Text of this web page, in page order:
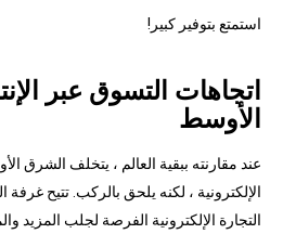
استمتع بتوفير كبير!
اتجاهات التسوق عبر
الأوسط
عند مقارنته ببقية العالم ، يتخلف الشرق
الإلكترونية ، لكنه يلحق بالركب. تتيح
التجارة الإلكترونية الفرصة لجلب المزيد